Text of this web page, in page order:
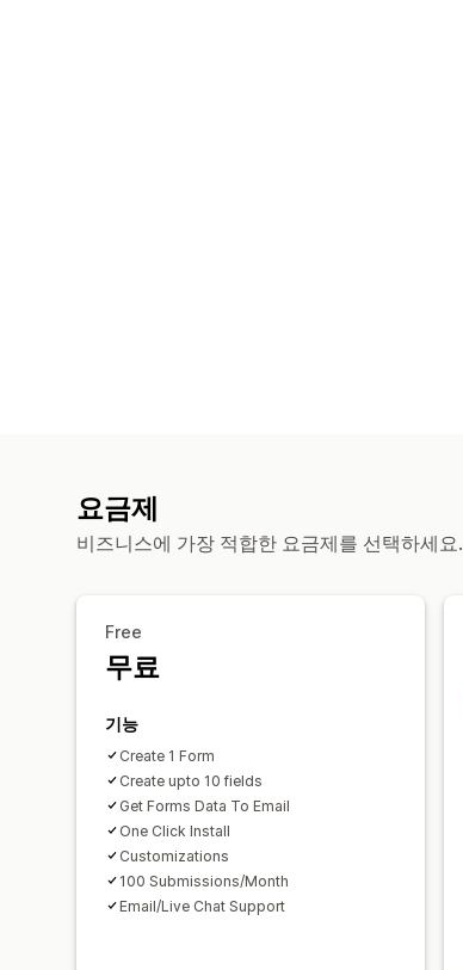
요금제
비즈니스에 가장 적합한 요금제를 선택하세요.
Free
무료
기능
Create 1 Form
Create upto 10 fields
Get Forms Data To Email
One Click Install
Customizations
100 Submissions/Month
Email/Live Chat Support